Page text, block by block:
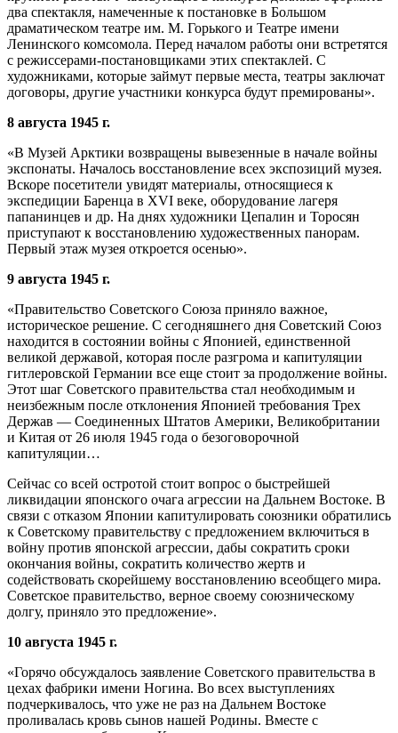
два спектакля, намеченные к постановке в Большом
драматическом театре им. М. Горького и Театре имени
Ленинского комсомола. Перед началом работы они встретятся
с режиссерами-постановщиками этих спектаклей. С
художниками, которые займут первые места, театры заключат
договоры, другие участники конкурса будут премированы».
8 августа 1945 г.
«В Музей Арктики возвращены вывезенные в начале войны
экспонаты. Началось восстановление всех экспозиций музея.
Вскоре посетители увидят материалы, относящиеся к
экспедиции Баренца в XVI веке, оборудование лагеря
папанинцев и др. На днях художники Цепалин и Торосян
приступают к восстановлению художественных панорам.
Первый этаж музея откроется осенью».
9 августа 1945 г.
«Правительство Советского Союза приняло важное,
историческое решение. С сегодняшнего дня Советский Союз
находится в состоянии войны с Японией, единственной
великой державой, которая после разгрома и капитуляции
гитлеровской Германии все еще стоит за продолжение войны.
Этот шаг Советского правительства стал необходимым и
неизбежным после отклонения Японией требования Трех
Держав — Соединенных Штатов Америки, Великобритании
и Китая от 26 июля 1945 года о безоговорочной
капитуляции…
Сейчас со всей остротой стоит вопрос о быстрейшей
ликвидации японского очага агрессии на Дальнем Востоке. В
связи с отказом Японии капитулировать союзники обратились
к Советскому правительству с предложением включиться в
войну против японской агрессии, дабы сократить сроки
окончания войны, сократить количество жертв и
содействовать скорейшему восстановлению всеобщего мира.
Советское правительство, верное своему союзническому
долгу, приняло это предложение».
10 августа 1945 г.
«Горячо обсуждалось заявление Советского правительства в
цехах фабрики имени Ногина. Во всех выступлениях
подчеркивалось, что уже не раз на Дальнем Востоке
проливалась кровь сынов нашей Родины. Вместе с